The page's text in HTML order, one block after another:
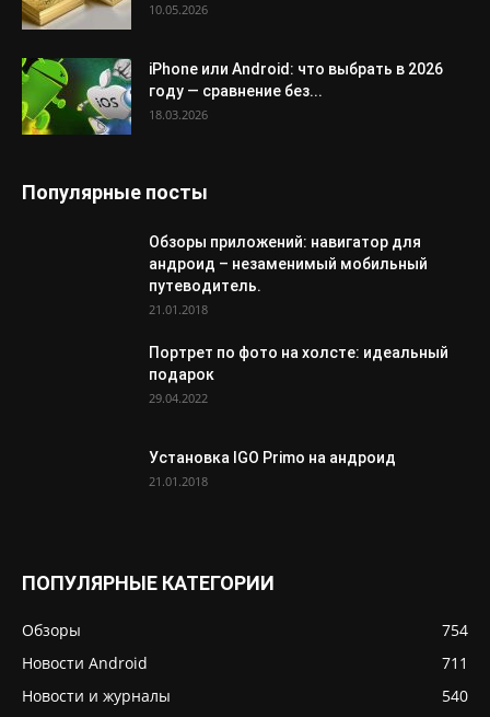
10.05.2026
iPhone или Android: что выбрать в 2026
году — сравнение без...
18.03.2026
Популярные посты
Обзоры приложений: навигатор для
андроид – незаменимый мобильный
путеводитель.
21.01.2018
Портрет по фото на холсте: идеальный
подарок
29.04.2022
Установка IGO Primo на андроид
21.01.2018
ПОПУЛЯРНЫЕ КАТЕГОРИИ
Обзоры
754
Новости Android
711
Новости и журналы
540